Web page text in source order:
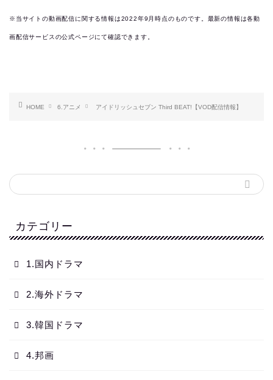
※当サイトの動画配信に関する情報は2022年9月時点のものです。最新の情報は各動
画配信サービスの公式ページにて確認できます。
HOME 6.アニメ アイドリッシュセブン Third BEAT!【VOD配信情報】
カテゴリー
1.国内ドラマ
2.海外ドラマ
3.韓国ドラマ
4.邦画